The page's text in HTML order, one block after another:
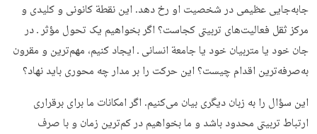
جابه‌جایی عظیمی در شخصیت او رخ دهد. این نقطة کانونی و کلیدی و
مرکز ثقل فعالیت‌های تربیتی کجاست؟ اگر بخواهیم یک تحول مؤثر ـ در
جان خود یا متربیان خود یا جامعة انسانی ـ ایجاد کنیم، مهم‌ترین و مقرون
به‌صرفه‌ترین اقدام چیست؟ این حرکت را بر مدار چه محوری باید نهاد؟
این سؤال را به زبان دیگری بیان می‌کنیم. اگر امکانات ما برای برقراری
ارتباط تربیتی محدود باشد و ما بخواهیم در کم‌ترین زمان و با صرف